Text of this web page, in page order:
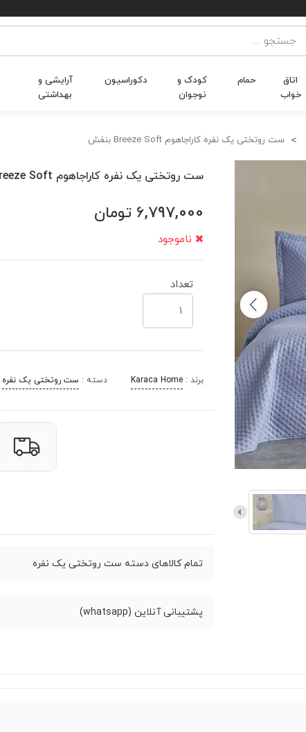
اتاق
خواب
حمام
کودک و
نوجوان
دکوراسیون
آرایشی و
بهداشتی
ست روتختی یک نفره کاراجاهوم Breeze Soft بنفش
ست روتختی یک نفره کاراجاهوم Breeze Soft بنفش
6,797,000 تومان
ناموجود
تعداد
برند : Karaca Home دسته : ست روتختی یک نفره
تمام کالاهای دسته ست روتختی یک نفره
پشتیبانی آنلاین (whatsapp)